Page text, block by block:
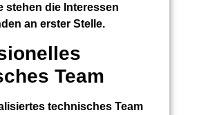
stehen die Interessen
an erster Stelle.
Team
technisches Team